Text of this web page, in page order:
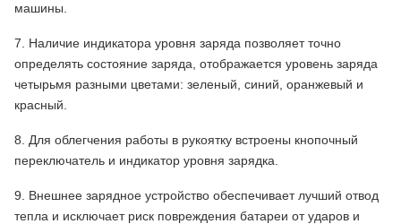
машины.
7. Наличие индикатора уровня заряда позволяет точно
определять состояние заряда, отображается уровень заряда
четырьмя разными цветами: зеленый, синий, оранжевый и
красный.
8. Для облегчения работы в рукоятку встроены кнопочный
переключатель и индикатор уровня зарядка.
9. Внешнее зарядное устройство обеспечивает лучший отвод
тепла и исключает риск повреждения батареи от ударов и